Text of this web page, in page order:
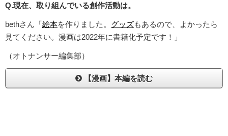
Q.現在、取り組んでいる創作活動は。
bethさん「絵本を作りました。 グッズもあるので、よかったら
見てください。漫画は2022年に書籍化予定です！」
（オトナンサー編集部）
【漫画】本編を読む